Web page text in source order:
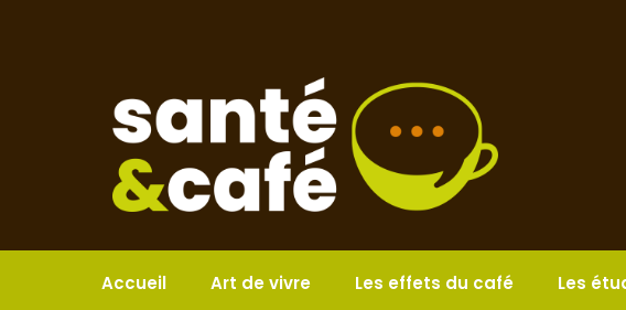
Accueil Art de vivre Les effets du café Les